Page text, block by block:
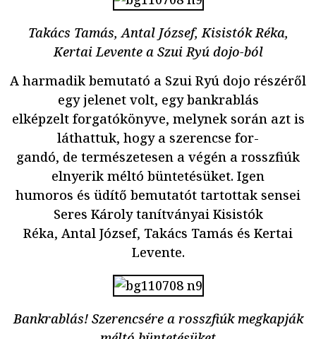
Takács Tamás, Antal József, Kisistók Réka,
Kertai Levente a Szui Ryú dojo-ból
A harmadik bemutató a Szui Ryú dojo részéről
egy jelenet volt, egy bankrablás
elképzelt forgatókönyve, melynek során azt is
láthattuk, hogy a szerencse for-
gandó, de természetesen a végén a rosszfiúk
elnyerik méltó büntetésüket. Igen
humoros és üdítő bemutatót tartottak sensei
Seres Károly tanítványai Kisistók
Réka, Antal József, Takács Tamás és Kertai
Levente.
Bankrablás! Szerencsére a rosszfiúk megkapják